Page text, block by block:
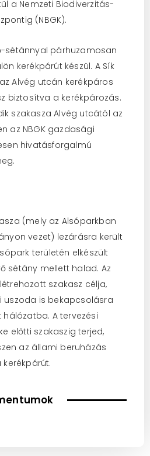
a Nemzeti Biodiverzitás-
(NBGK).
sétánnyal párhuzamosan
kerékpárút készül. A Sík
Alvég utcán kerékpáros
biztosítva a kerékpározás.
szakasza Alvég utcától az
az NBGK gazdasági
hivatásforgalmú
(mely az Alsóparkban
vezet) lezárásra került
területén elkészült
sétány mellett halad. Az
szakasz célja,
uszoda is bekapcsolásra
A tervezési
előtti szakaszig terjed,
az állami beruházás
kerékpárút.